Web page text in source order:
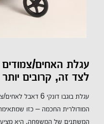
עגלת האחים/
לצד זה, קרובים
עגלת בוגבו דונקי
המודולרית החכמה – כזו
המשתנים של המשפחה. היא